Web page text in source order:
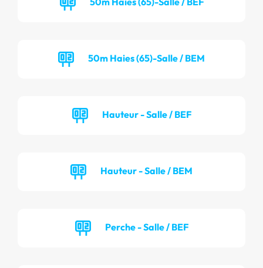
50m Haies (65)-Salle / BEM
Hauteur - Salle / BEF
Hauteur - Salle / BEM
Perche - Salle / BEF